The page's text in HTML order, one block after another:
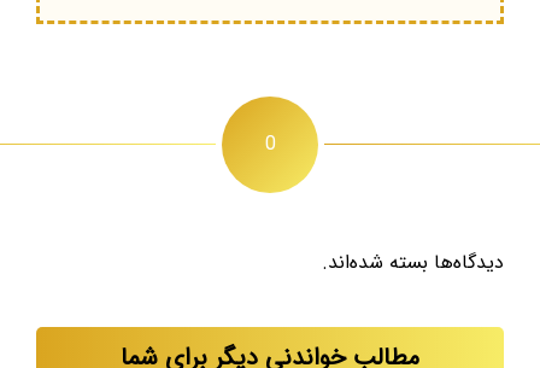
0
دیدگاه‌ها بسته شده‌اند.
مطالب خواندنی دیگر برای شما